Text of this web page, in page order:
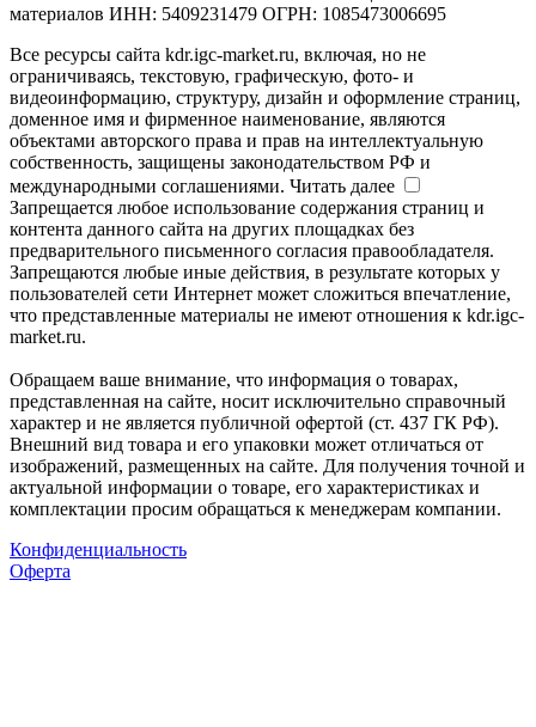
материалов ИНН: 5409231479 ОГРН: 1085473006695
Все ресурсы сайта kdr.igc-market.ru, включая, но не
ограничиваясь, текстовую, графическую, фото- и
видеоинформацию, структуру, дизайн и оформление страниц,
доменное имя и фирменное наименование, являются
объектами авторского права и прав на интеллектуальную
собственность, защищены законодательством РФ и
международными соглашениями. Читать далее
Запрещается любое использование содержания страниц и
контента данного сайта на других площадках без
предварительного письменного согласия правообладателя.
Запрещаются любые иные действия, в результате которых у
пользователей сети Интернет может сложиться впечатление,
что представленные материалы не имеют отношения к kdr.igc-
market.ru.
Обращаем ваше внимание, что информация о товарах,
представленная на сайте, носит исключительно справочный
характер и не является публичной офертой (ст. 437 ГК РФ).
Внешний вид товара и его упаковки может отличаться от
изображений, размещенных на сайте. Для получения точной и
актуальной информации о товаре, его характеристиках и
комплектации просим обращаться к менеджерам компании.
Конфиденциальность
Оферта